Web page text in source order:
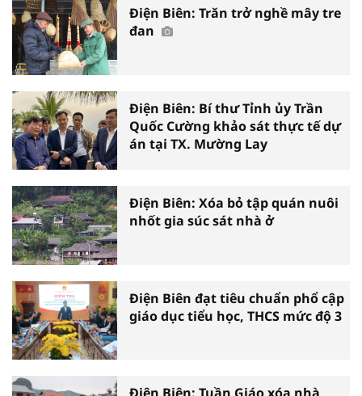
Điện Biên: Trăn trở nghề mây tre
đan
Điện Biên: Bí thư Tỉnh ủy Trần
Quốc Cường khảo sát thực tế dự
án tại TX. Mường Lay
Điện Biên: Xóa bỏ tập quán nuôi
nhốt gia súc sát nhà ở
Điện Biên đạt tiêu chuẩn phổ cập
giáo dục tiểu học, THCS mức độ 3